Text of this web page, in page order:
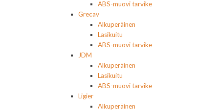
ABS-muovi tarvike
Grecav
Alkuperäinen
Lasikuitu
ABS-muovi tarvike
JDM
Alkuperäinen
Lasikuitu
ABS-muovi tarvike
Ligier
Alkuperäinen